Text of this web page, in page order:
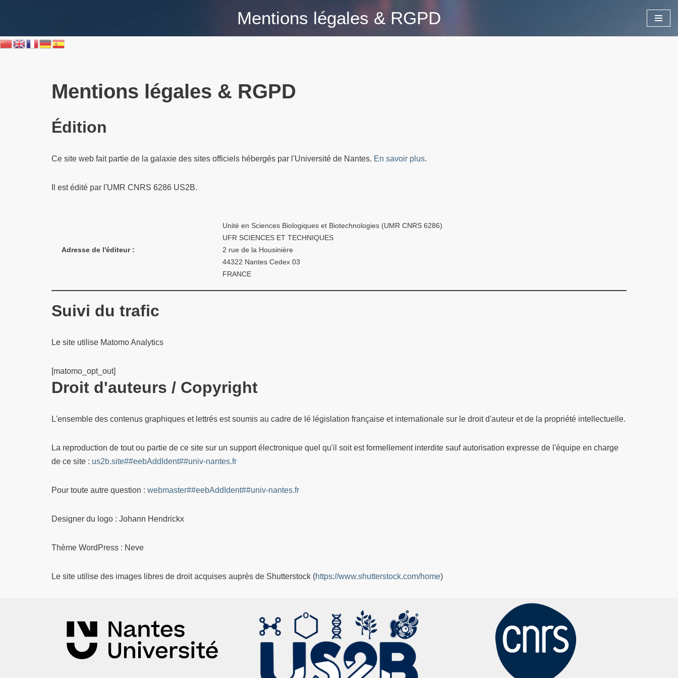
au
Mentions légales & RGPD
Mentions légales & RGPD
Édition
Ce site web fait partie de la galaxie des sites officiels hébergés par l'Université de Nantes. En savoir plus.
Il est édité par l'UMR CNRS 6286 US2B.
Adresse de l'éditeur :
Unité en Sciences Biologiques et Biotechnologies (UMR CNRS 6286)
UFR SCIENCES ET TECHNIQUES
2 rue de la Housinière
44322 Nantes Cedex 03
FRANCE
Suivi du trafic
Le site utilise Matomo Analytics
[matomo_opt_out]
Droit d'auteurs / Copyright
L'ensemble des contenus graphiques et lettrés est soumis au cadre de lé législation française et internationale sur le droit d'auteur et de la propriété intellectuelle.
La reproduction de tout ou partie de ce site sur un support électronique quel qu'il soit est formellement interdite sauf autorisation expresse de l'équipe en charge
de ce site : us2b.site##eebAddIdent##univ-nantes.fr
Pour toute autre question : webmaster##eebAddIdent##univ-nantes.fr
Designer du logo : Johann Hendrickx
Thème WordPress : Neve
Le site utilise des images libres de droit acquises auprès de Shutterstock (https://www.shutterstock.com/home)